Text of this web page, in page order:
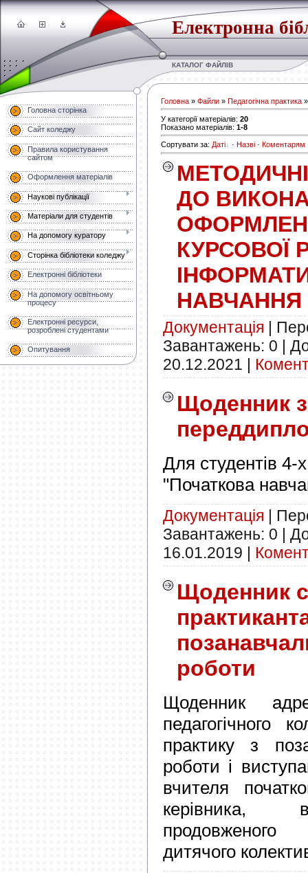
Електронна
КАТАЛОГ ФАЙЛІВ
Головна сторінка
Сайт коледжу
Правила користування
сайтом
Оформлення матеріалів
Наукові публікації
Матеріали для студентів
На допомогу куратору
Сторінка бібліотеки коледжу
Електронні бібліотеки
На допомогу освітньому
процесу
Електронні ресурси,
розроблені студентами
Опитування
Головна » Файли » Педагогічна практика
У категорії матеріалів: 20
Показано матеріалів: 1-8
Сортувати за: Даті · Назві · Коментарям
ДО
КУРСОВОЇ
НАВЧАННЯ
Документація |
Завантажень: 0 |
20.12.2021 |
Щоденник з
Для студентів 4-
"Початкова
Документація
Завантажень: 0
16.01.2019
Щоденник
роботи
Щоденник
педагогічного
практику з
роботи і
вчителя
керівника,
дитячого